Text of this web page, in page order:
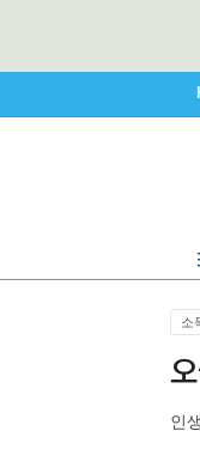
소
인